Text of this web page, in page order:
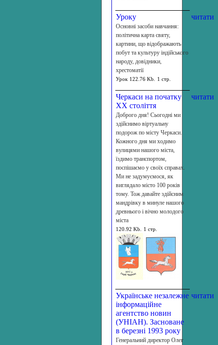
Уроку
Основні засоби навчання:
політична карта святу,
картини, що відображають
побут та культуру індійського
народу, довідники,
хрестоматії
Урок 122.76 Kb. 1 стр.
читати
Черкаси на початку
ХХ століття
Доброго дня! Сьогодні ми
здійснимо віртуальну
подорож по місту Черкаси.
Кожного дня ми ходимо
вулицями нашого міста,
їздимо транспортом,
поспішаємо у своїх справах.
Ми не задумуємося, як
виглядало місто 100 років
тому. Тож давайте здійсним
мандрівку в минуле нашого
древнього і вічно молодого
міста
120.92 Kb. 1 стр.
читати
Українське незалежне
інформаційне
агентство новин
(УНІАН). Засноване
в березні 1993 року
Генеральний директор Олег
читати